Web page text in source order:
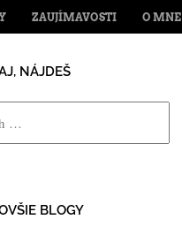
ZAUJÍMAVOSTI O MNE
NÁJDEŠ
BLOGY